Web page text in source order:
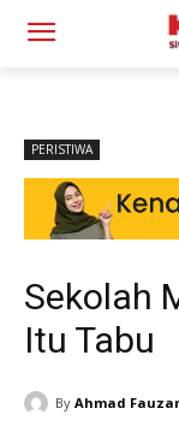
PERISTIWA
Sekolah
Itu Tabu
By Ahmad